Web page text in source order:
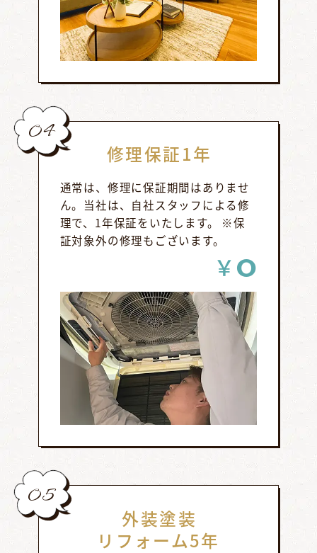
04
修理保証1年
通常は、修理に保証期間はありませ
ん。当社は、自社スタッフによる修
理で、1年保証をいたします。 ※保
証対象外の修理もございます。
￥0
05
外装塗装
リフォーム5年